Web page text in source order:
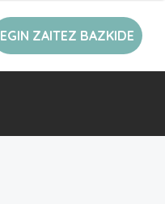
EGIN ZAITEZ BAZKIDE